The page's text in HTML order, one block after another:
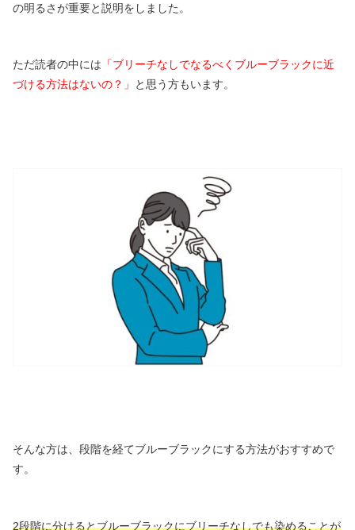
の明るさが重要と説明をしました。
ただ読者の中には 「ブリーチなしでなるべくブルーブラックに近
づける方法はないの？」
と思う方もいます。
そんな方は、段階を経てブルーブラックにする方法がおすすめで
す。
2段階に分けるとブルーブラックにブリーチなしでも染めることが